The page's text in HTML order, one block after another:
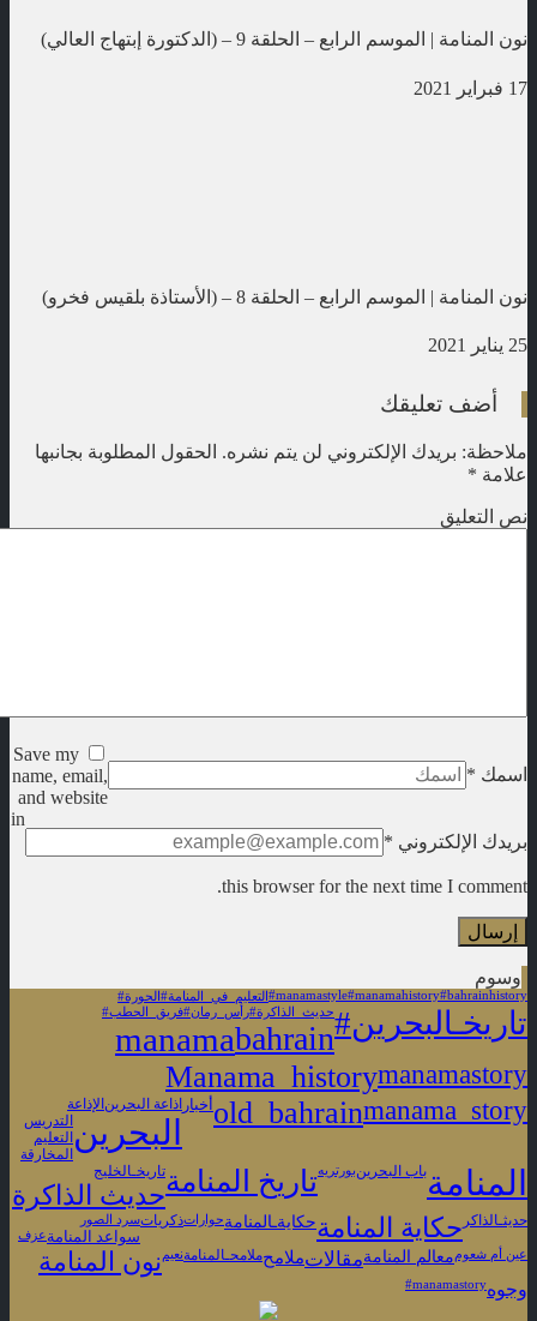
نون المنامة | الموسم الرابع – الحلقة 9 – (الدكتورة إبتهاج العالي)
17 فبراير 2021
نون المنامة | الموسم الرابع – الحلقة 8 – (الأستاذة بلقيس فخرو)
25 يناير 2021
أضف تعليقك
ملاحظة: بريدك الإلكتروني لن يتم نشره. الحقول المطلوبة بجانبها
علامة *
نص التعليق
اسمك *
بريدك الإلكتروني *
Save my
name, email,
and website
in
this browser for the next time I comment.
وسوم
#bahrainhistory
#manamahistory
#manamastyle #التعليم_في_المنامة #الحورة
#تاريخـالبحرين #حديث_الذاكرة #رأس_رمان #فريق_الحطب
bahrain
manama
manamastory
Manama_history
manama_story
old_bahrain أخبار اذاعة البحرين الإذاعة
البحرين التدريس
التعليم
المخارقة
المنامةباب البحرينبورتريهتاريخ المنامةتاريخـالخليج
حديث الذاكرة
حديثـالذاكر حكاية المنامةحكايةـالمنامةحواراتذكرياتسرد الصور
سواعد المنامةعزف
عين أم شعوممعالم المنامةمقالاتملامحملامحـالمنامةنعيم نون المنامة
وجوه‏#manamastory